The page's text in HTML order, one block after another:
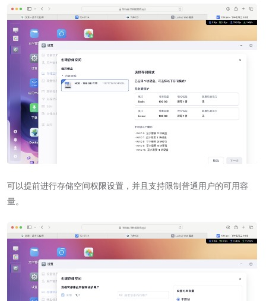
可以提前进行存储空间权限设置，并且支持限制普通用户的可用容
量。